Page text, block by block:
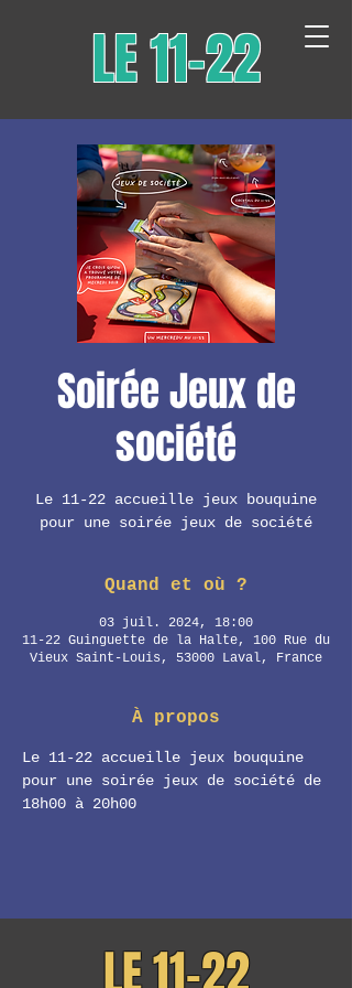
LE 11-22
Soirée Jeux de
société
Le 11-22 accueille jeux bouquine
pour une soirée jeux de société
Quand et où ?
03 juil. 2024, 18:00
11-22 Guinguette de la Halte, 100 Rue du
Vieux Saint-Louis, 53000 Laval, France
À propos
Le 11-22 accueille jeux bouquine
pour une soirée jeux de société de
18h00 à 20h00
LE 11-22